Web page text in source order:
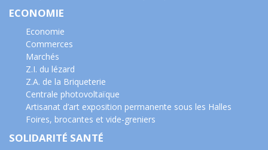
ECONOMIE
Economie
Commerces
Marchés
Z.I. du lézard
Z.A. de la Briqueterie
Centrale photovoltaïque
Artisanat d’art exposition permanente sous les Halles
Foires, brocantes et vide-greniers
SOLIDARITÉ SANTÉ